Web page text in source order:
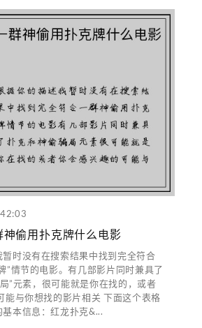
偷用扑克牌什么电影
时没有在搜索结果中找到完全符合
”情节的电影。有几部影片同时兼具了
”元素，很可能就是你在找的，或者
能与你想找的影片相关 下面这个表格
本信息：红龙扑克&...